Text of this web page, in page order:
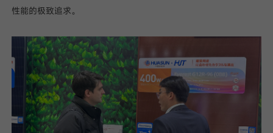
性能的极致追求。